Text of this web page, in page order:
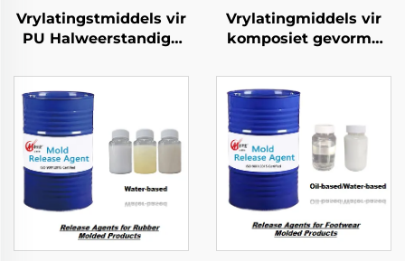
Vrylatingstmiddels vir
PU Halweerstandige
Produkte
Vrylatingmiddels vir
komposiet gevorme